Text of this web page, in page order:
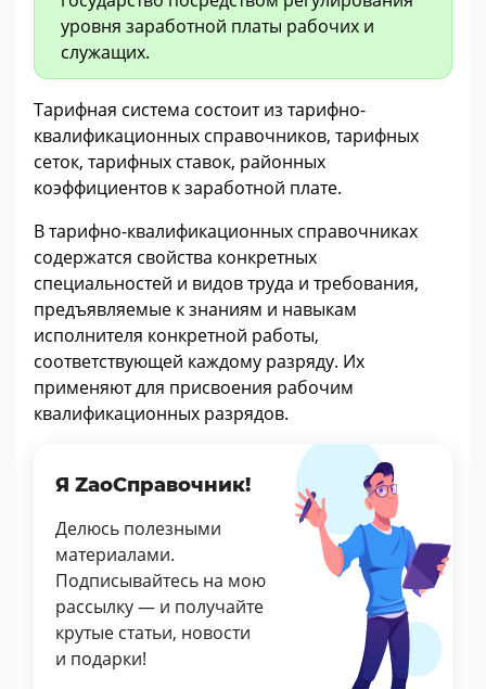
уровня заработной платы рабочих и
служащих.
Тарифная система состоит из тарифно-
квалификационных справочников, тарифных
сеток, тарифных ставок, районных
коэффициентов к заработной плате.
В тарифно-квалификационных справочниках
содержатся свойства конкретных
специальностей и видов труда и требования,
предъявляемые к знаниям и навыкам
исполнителя конкретной работы,
соответствующей каждому разряду. Их
применяют для присвоения рабочим
квалификационных разрядов.
Я ZaoСправочник!
Делюсь полезными
материалами.
Подписывайтесь на мою
рассылку — и получайте
крутые статьи, новости
и подарки!